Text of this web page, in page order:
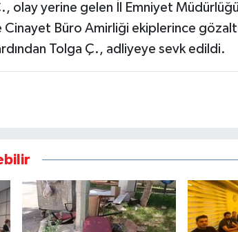
olay yerine gelen İl Emniyet
Büro Amirliği ekiplerince
Tolga Ç., adliyeye sevk edildi.